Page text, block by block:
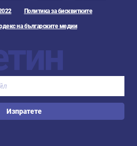
Политика за бисквитките
на българските медии
Изпратете